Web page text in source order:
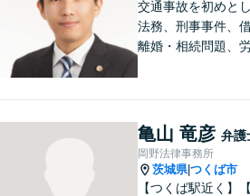
交通事故を初めと
法務、刑事事件、借
離婚・相続問題、労
結果をご提供でき
実・迅速・丁寧な
心掛けています。
亀山 竜彦 弁護
岡野法律事務所
茨城県|つくば市
【つくば駅近く】